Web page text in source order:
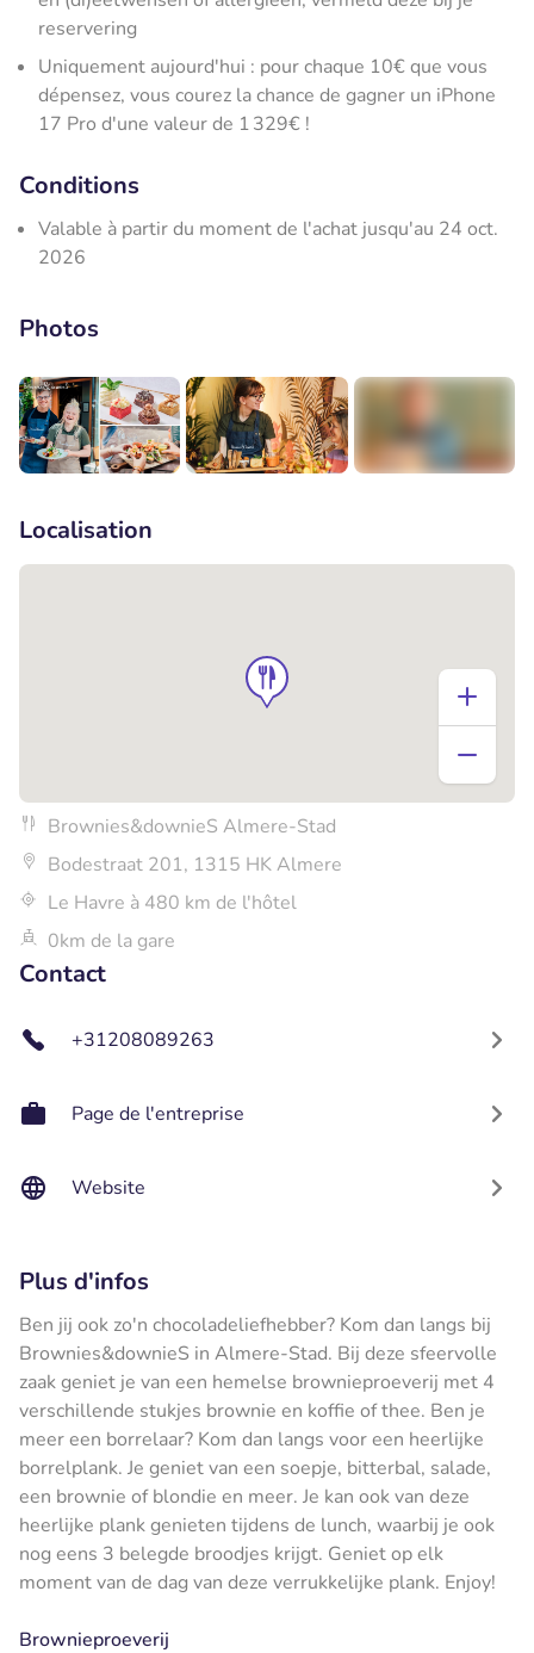
reservering
Uniquement aujourd'hui : pour chaque 10€ que vous
dépensez, vous courez la chance de gagner un iPhone
17 Pro d'une valeur de 1 329€ !
Conditions
Valable à partir du moment de l'achat jusqu'au 24 oct.
2026
Photos
Localisation
Brownies&downieS Almere-Stad
Bodestraat 201, 1315 HK Almere
Le Havre à 480 km de l'hôtel
0km de la gare
Contact
+31208089263
Page de l'entreprise
Website
Plus d'infos
Ben jij ook zo'n chocoladeliefhebber? Kom dan langs bij
Brownies&downieS in Almere-Stad. Bij deze sfeervolle
zaak geniet je van een hemelse brownieproeverij met 4
verschillende stukjes brownie en koffie of thee. Ben je
meer een borrelaar? Kom dan langs voor een heerlijke
borrelplank. Je geniet van een soepje, bitterbal, salade,
een brownie of blondie en meer. Je kan ook van deze
heerlijke plank genieten tijdens de lunch, waarbij je ook
nog eens 3 belegde broodjes krijgt. Geniet op elk
moment van de dag van deze verrukkelijke plank. Enjoy!
Brownieproeverij